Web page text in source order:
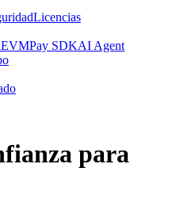
Licencias
Pay SDKAI Agent
para